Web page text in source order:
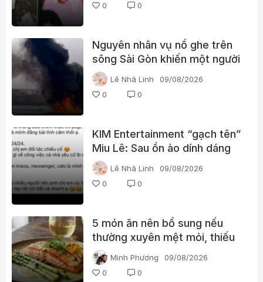
0 0
Nguyên nhân vụ nổ ghe trên
sông Sài Gòn khiến một người
phụ nữ tử vong
Lê Nhã Linh
09/08/2026
0
0
KIM Entertainment “gạch tên”
Miu Lê: Sau ồn ào dính dáng
ma túy, vị trí của nữ ca sĩ
thay đổi thế nào?
Lê Nhã Linh
09/08/2026
0
0
5 món ăn nên bổ sung nếu
thường xuyên mệt mỏi, thiếu
năng lượng
Minh Phương
09/08/2026
0
0